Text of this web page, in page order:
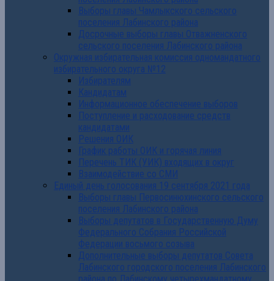
Выборы главы Чамлыкского сельского
поселения Лабинского района
Досрочные выборы главы Отважненского
сельского поселения Лабинского района
Окружная избирательная комиссия одномандатного
избирательного округа №12
Избирателям
Кандидатам
Информационное обеспечение выборов
Поступление и расходование средств
кандидатами
Решения ОИК
График работы ОИК и горячая линия
Перечень ТИК (УИК) входящих в округ
Взаимодействие со СМИ
Единый день голосования 19 сентября 2021 года
Выборы главы Первосинюхинского сельского
поселения Лабинского района
Выборы депутатов в Государственную Думу
Федерального Собрания Российской
Федерации восьмого созыва
Дополнительные выборы депутатов Совета
Лабинского городского поселения Лабинского